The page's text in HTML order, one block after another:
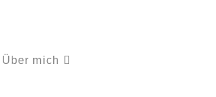
Über mich